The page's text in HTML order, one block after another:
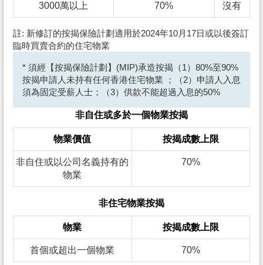
3000萬以上 70% 沒有
註: 新修訂的按揭保險計劃適用於2024年10月17日或以後簽訂
臨時買賣合約的住宅物業
* 須經【按揭保險計劃】(MIP)承造按揭（1）80%至90%
按揭申請人未持有任何香港住宅物業 ；（2）申請人入息
須為固定受薪人士；（3）供款不能超過入息的50%
非自住或多於一個物業按揭
物業價值 按揭成數上限
非自住或以公司名義持有的
物業
70%
非住宅物業按揭
物業 按揭成數上限
首個或超出一個物業 70%